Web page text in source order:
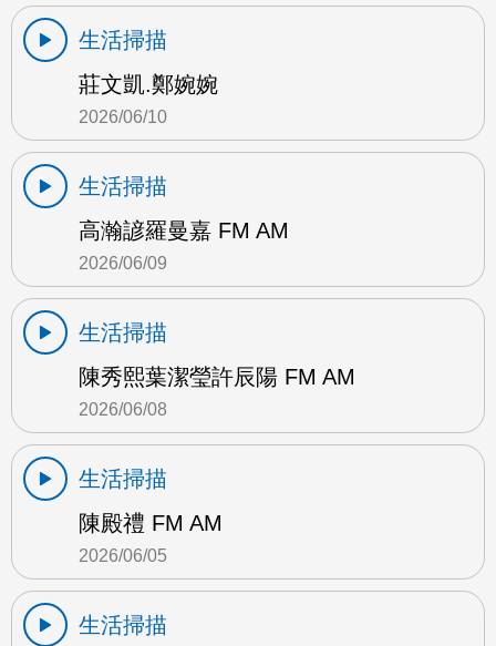
生活掃描
莊文凱.鄭婉婉
2026/06/10
生活掃描
高瀚諺羅曼嘉 FM AM
2026/06/09
生活掃描
陳秀熙葉潔瑩許辰陽 FM AM
2026/06/08
生活掃描
陳殿禮 FM AM
2026/06/05
生活掃描